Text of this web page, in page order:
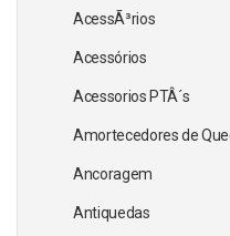
AcessÃ³rios
Acessórios
Acessorios PTÂ´s
Amortecedores de
Ancoragem
Antiquedas